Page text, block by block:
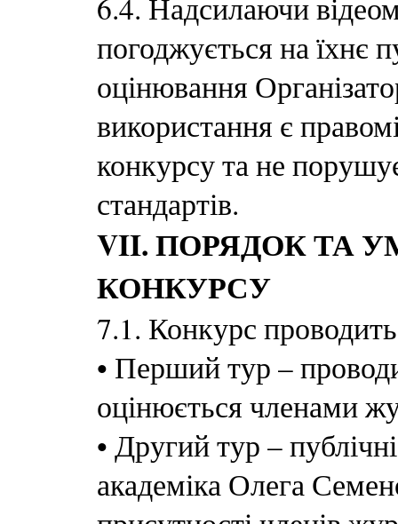
6.4. Надсилаючи
погоджується на їхнє
оцінювання
використання є
конкурсу та не
стандартів.
VII. ПОРЯДОК ТА
КОНКУРСУ
7.1. Конкурс
• Перший тур –
оцінюється членами
• Другий тур –
академіка Олега